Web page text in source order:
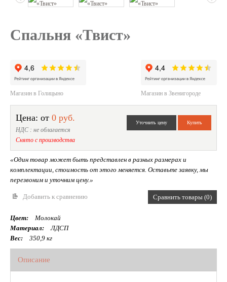
Спальня «Твист»
Магазин в Голицыно Магазин в Звенигороде
Цена: от 0 руб.
НДС : не облагается
Снято с производства
«Один товар может быть представлен в разных размерах и
комплектации, стоимость от этого меняется. Оставьте заявку, мы
перезвоним и уточним цену.»
Добавить к сравнению Сравнить товары (0)
Цвет:
Молокай
Материал:
ЛДСП
Вес:
350,9 кг
Описание